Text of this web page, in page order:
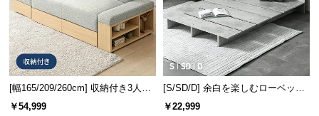
[幅165/209/260cm] 収納付き3人掛
けソファ メランジタイプ
￥54,999
[S/SD/D] 余白を楽しむローベッド
フレーム 天然木調 ステージベッド
￥22,999